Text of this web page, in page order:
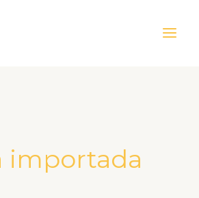
Menu
importada